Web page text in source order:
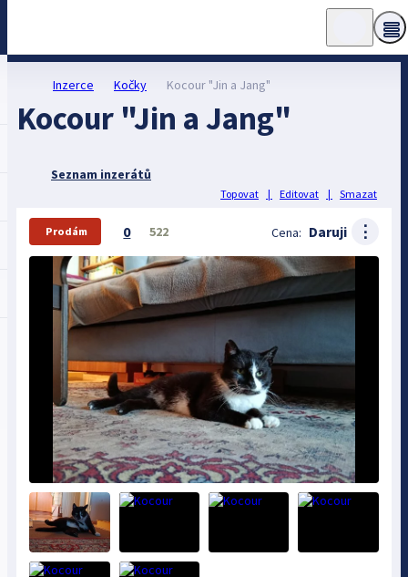
Inzerce Kočky Kocour "Jin a Jang"
Kocour "Jin a Jang"
Seznam inzerátů
Topovat | Editovat | Smazat
Prodám 0 522 Cena: Daruji ⋮